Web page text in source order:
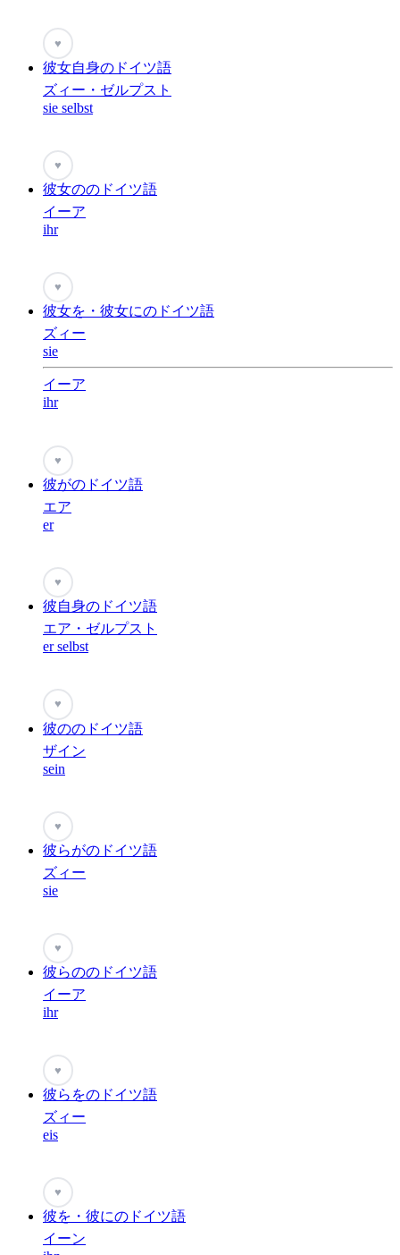
♥
彼女自身のドイツ語
ズィー・ゼルプスト
sie selbst
♥
彼女ののドイツ語
イーア
ihr
♥
彼女を・彼女にのドイツ語
ズィー
sie
イーア
ihr
♥
彼がのドイツ語
エア
er
♥
彼自身のドイツ語
エア・ゼルプスト
er selbst
♥
彼ののドイツ語
ザイン
sein
♥
彼らがのドイツ語
ズィー
sie
♥
彼らののドイツ語
イーア
ihr
♥
彼らをのドイツ語
ズィー
eis
♥
彼を・彼にのドイツ語
イーン